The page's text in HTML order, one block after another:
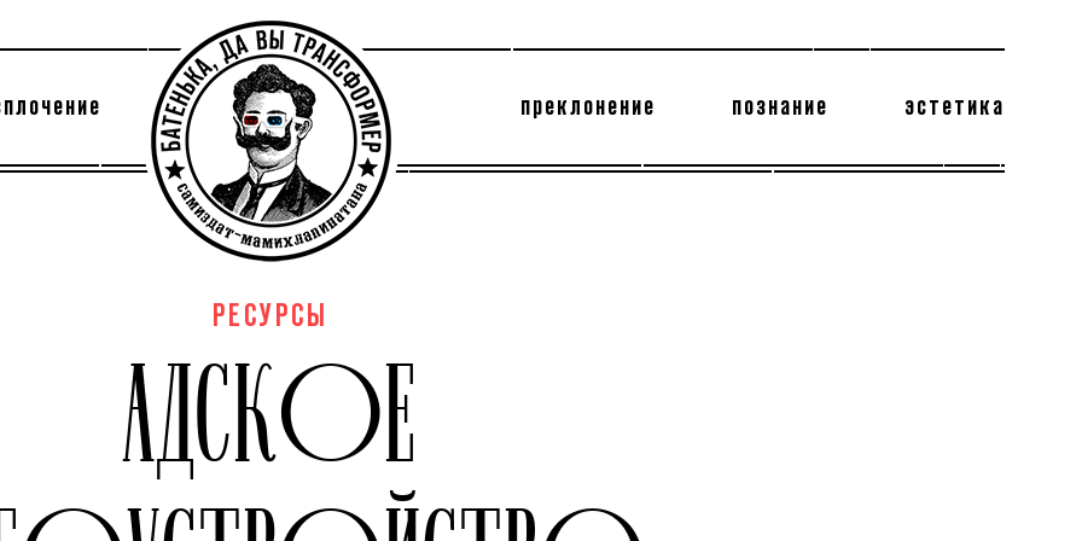
преклонение познание эстетика
РЕСУРСЫ
АДСКОЕ